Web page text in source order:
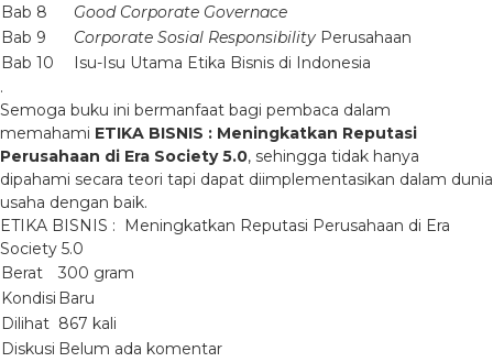
Bab 8
Good Corporate Governace
Bab 9
Corporate Sosial Responsibility Perusahaan
Bab 10
Isu-Isu Utama Etika Bisnis di Indonesia
.
Semoga buku ini bermanfaat bagi pembaca dalam
memahami ETIKA BISNIS : Meningkatkan Reputasi
Perusahaan di Era Society 5.0, sehingga tidak hanya
dipahami secara teori tapi dapat diimplementasikan dalam dunia
usaha dengan baik.
ETIKA BISNIS : Meningkatkan Reputasi Perusahaan di Era
Society 5.0
Berat
300 gram
Kondisi Baru
Dilihat 867 kali
Diskusi Belum ada komentar